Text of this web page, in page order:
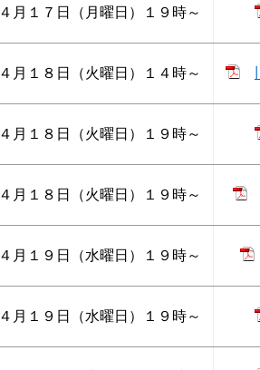
４月１７日（月曜日）１９時～
４月１８日（火曜日）１４時～
４月１８日（火曜日）１９時～
４月１８日（火曜日）１９時～
４月１９日（水曜日）１９時～
４月１９日（水曜日）１９時～